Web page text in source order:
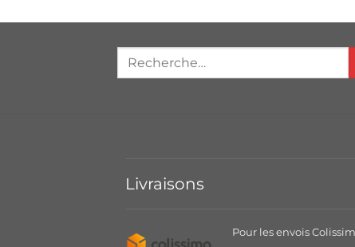
Livraisons
Pour les envois